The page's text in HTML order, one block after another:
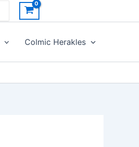
Colmic Herakles